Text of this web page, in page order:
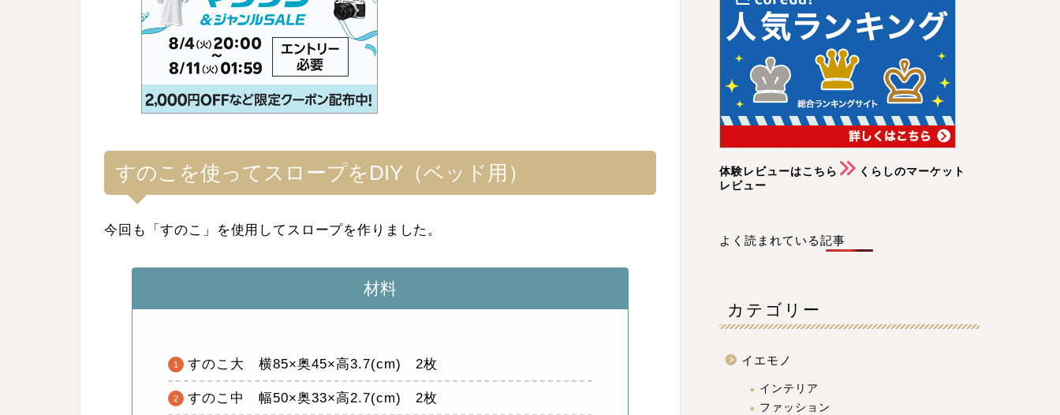
すのこを使ってスロープをDIY（ベッド用）
今回も「すのこ」を使用してスロープを作りました。
材料
すのこ大 横85×奥45×高3.7(cm) 2枚
すのこ中 幅50×奥33×高2.7(cm) 2枚
体験レビューはこちら
くらしのマーケット
レビュー
よく読まれている記事
カテゴリー
イエモノ
インテリア
ファッション